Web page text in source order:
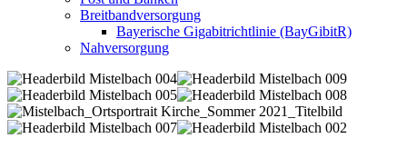
Breitbandversorgung
Bayerische Gigabitrichtlinie (BayGibitR)
Nahversorgung